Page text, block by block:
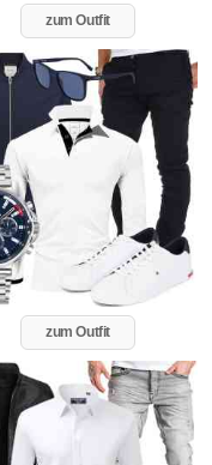
zum Outfit
zum Outfit